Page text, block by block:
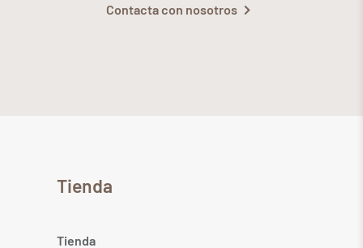
Contacta con nosotros
Tienda
Tienda